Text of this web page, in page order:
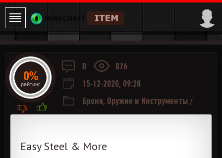
0
876
15-12-2020, 09:28
Броня, Оружие и Инструменты /
Easy Steel & More
0%
рейтинг